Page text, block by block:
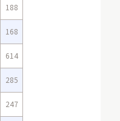
188
168
614
285
247